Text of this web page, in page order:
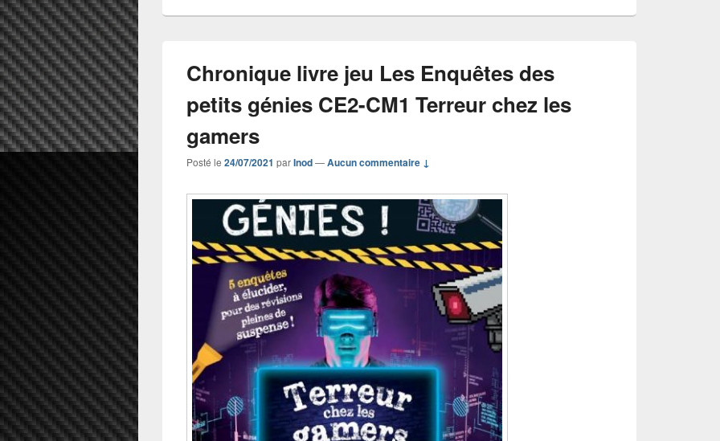
Chronique livre jeu Les Enquêtes des
petits génies CE2-CM1 Terreur chez les
gamers
Posté le 24/07/2021 parInod—Aucun commentaire ↓